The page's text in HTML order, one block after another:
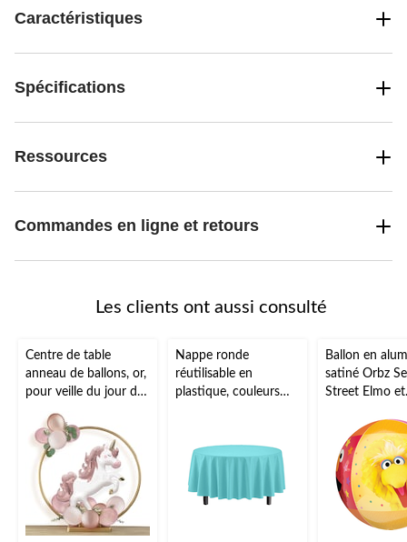
Caractéristiques
Spécifications
Ressources
Commandes en ligne et retours
Les clients ont aussi consulté
Centre de table
anneau de ballons, or,
pour veille du jour de
l'An/remise de
diplôme/fête
prénatale/mariage/Ha
lloween
Nappe ronde
réutilisable en
plastique, couleurs
grâces/réveillon/fête
d'anniversaire
Ballon en
satiné Orbz
Street Elmo et
jaune/rouge/
16 po,
l'hélium et
inclus, pour
d'anniversaire